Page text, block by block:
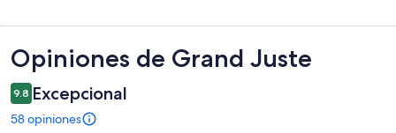
Opiniones
Opiniones de Grand Juste
9.8 Excepcional
58 opiniones